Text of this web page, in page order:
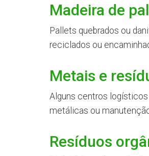
Madeira de
Pallets quebrados ou
reciclados ou
Metais e
Alguns centros
metálicas ou
Resíduos